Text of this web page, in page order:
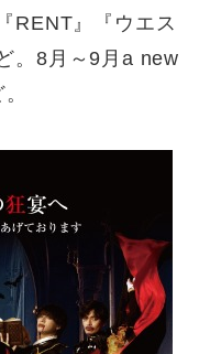
RENT』『ウエス
。8月～9月a new